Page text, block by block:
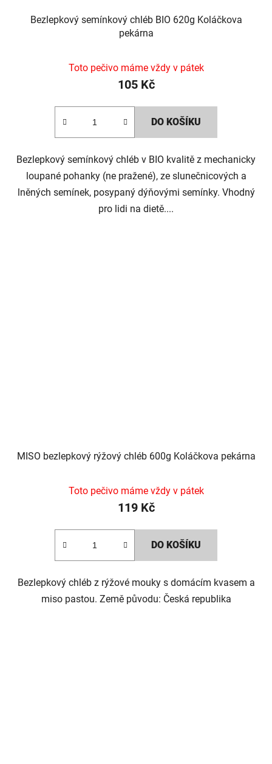
Bezlepkový semínkový chléb BIO 620g Koláčkova
pekárna
Toto pečivo máme vždy v pátek
105 Kč
DO KOŠÍKU
Bezlepkový semínkový chléb v BIO kvalitě z mechanicky
loupané pohanky (ne pražené), ze slunečnicových a
lněných semínek, posypaný dýňovými semínky. Vhodný
pro lidi na dietě....
MISO bezlepkový rýžový chléb 600g Koláčkova pekárna
Toto pečivo máme vždy v pátek
119 Kč
DO KOŠÍKU
Bezlepkový chléb z rýžové mouky s domácím kvasem a
miso pastou. Země původu: Česká republika